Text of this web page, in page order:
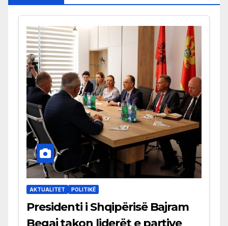
AKTUALITET POLITIKË
Presidenti i Shqipërisë Bajram